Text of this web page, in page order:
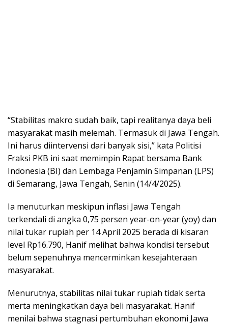
“Stabilitas makro sudah baik, tapi realitanya daya beli
masyarakat masih melemah. Termasuk di Jawa Tengah.
Ini harus diintervensi dari banyak sisi,” kata Politisi
Fraksi PKB ini saat memimpin Rapat bersama Bank
Indonesia (BI) dan Lembaga Penjamin Simpanan (LPS)
di Semarang, Jawa Tengah, Senin (14/4/2025).
Ia menuturkan meskipun inflasi Jawa Tengah
terkendali di angka 0,75 persen year-on-year (yoy) dan
nilai tukar rupiah per 14 April 2025 berada di kisaran
level Rp16.790, Hanif melihat bahwa kondisi tersebut
belum sepenuhnya mencerminkan kesejahteraan
masyarakat.
Menurutnya, stabilitas nilai tukar rupiah tidak serta
merta meningkatkan daya beli masyarakat. Hanif
menilai bahwa stagnasi pertumbuhan ekonomi Jawa